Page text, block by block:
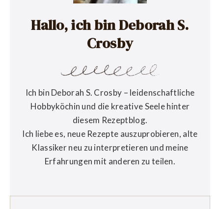
Hallo, ich bin Deborah S.
Crosby
Ich bin Deborah S. Crosby – leidenschaftliche
Hobbyköchin und die kreative Seele hinter
diesem Rezeptblog.
Ich liebe es, neue Rezepte auszuprobieren, alte
Klassiker neu zu interpretieren und meine
Erfahrungen mit anderen zu teilen.